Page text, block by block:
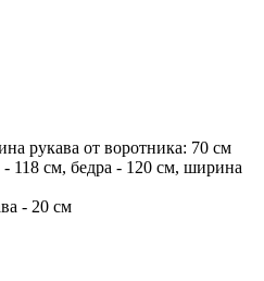
рукава от воротника: 70 см
- 118 см, бедра - 120 см, ширина
- 20 см